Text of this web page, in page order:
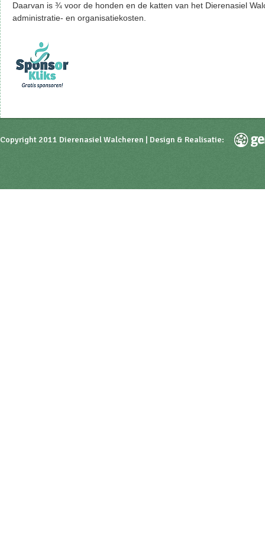
Daarvan is ¾ voor de honden en de katten van het Dierenasiel
administratie- en organisatiekosten.
Copyright 2011 Dierenasiel Walcheren | Design & Realisatie: